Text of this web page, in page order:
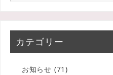
カテゴリー
お知らせ (71)